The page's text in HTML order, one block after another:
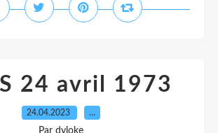
24 avril 1973
24.04.2023 …
Par dyloke